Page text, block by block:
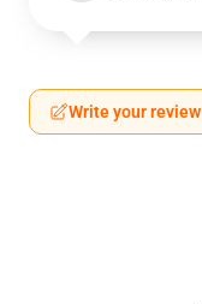
Write your review